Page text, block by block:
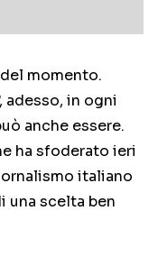
momento.
adesso, in ogni
anche essere.
ha sfoderato ieri
italiano
una scelta ben